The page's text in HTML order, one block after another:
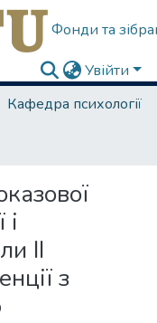
Фонди та
Увійти
Кафедра психології
ІІ
з